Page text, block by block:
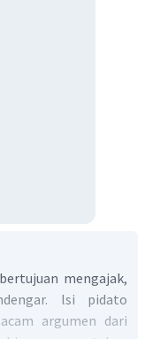
mengajak,
lsi pidato
argumen dari